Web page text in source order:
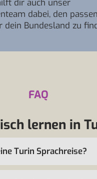
dir auch unser
dabei, den
dein Bundesland zu
FAQ
lernen in
Turin Sprachreise?